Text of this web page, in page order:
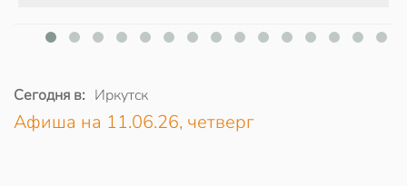
Сегодня в: Иркутск
Афиша на 11.06.26, четверг